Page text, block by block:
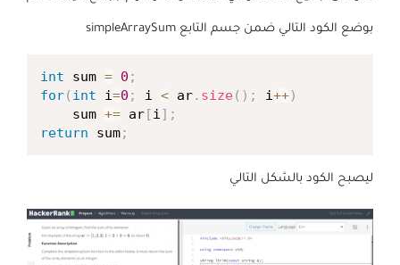
بوضع الكود التالي ضمن جسم التابع simpleArraySum
int sum = 0 ;
for( int i=0 ; i < ar. size( ) ; i++)
    sum
+= ar[i ] ;
return sum;
ليصبح الكود بالشكل التالي